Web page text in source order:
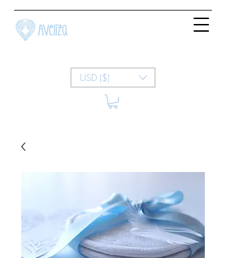
USD ($)